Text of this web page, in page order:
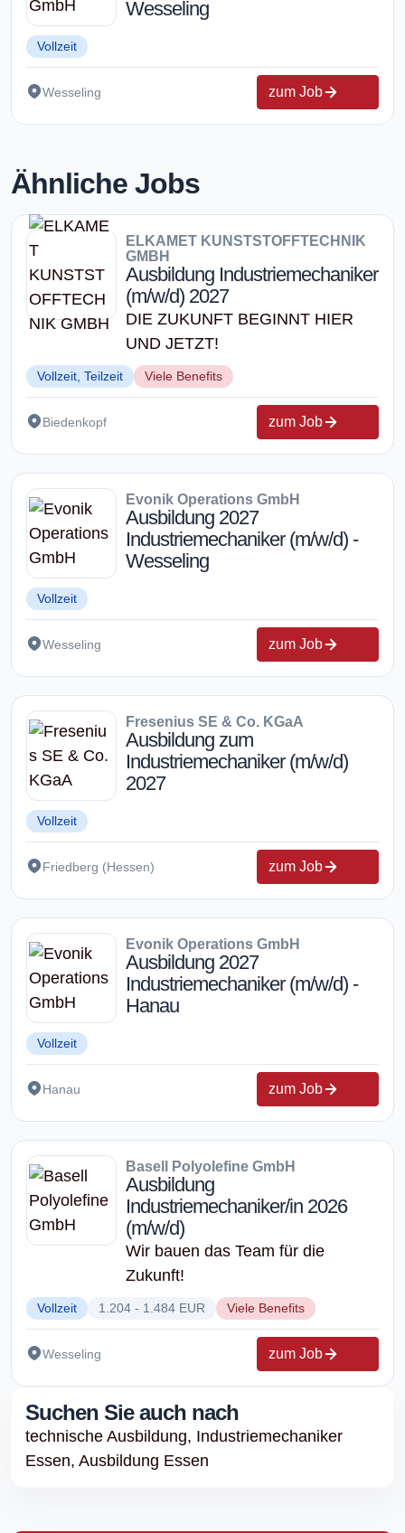
Wesseling
Vollzeit
Wesseling zum Job
Ähnliche Jobs
ELKAMET KUNSTSTOFFTECHNIK
GMBH
Ausbildung Industriemechaniker
(m/w/d) 2027
DIE ZUKUNFT BEGINNT HIER
UND JETZT!
Vollzeit, Teilzeit Viele Benefits
Biedenkopf zum Job
Evonik Operations GmbH
Ausbildung 2027
Industriemechaniker (m/w/d) -
Wesseling
Vollzeit
Wesseling zum Job
Fresenius SE & Co. KGaA
Ausbildung zum
Industriemechaniker (m/w/d)
2027
Vollzeit
Friedberg (Hessen) zum Job
Evonik Operations GmbH
Ausbildung 2027
Industriemechaniker (m/w/d) -
Hanau
Vollzeit
Hanau zum Job
Basell Polyolefine GmbH
Ausbildung
Industriemechaniker/in 2026
(m/w/d)
Wir bauen das Team für die
Zukunft!
Vollzeit 1.204 - 1.484 EUR Viele Benefits
Wesseling zum Job
Suchen Sie auch nach
technische Ausbildung, Industriemechaniker
Essen, Ausbildung Essen